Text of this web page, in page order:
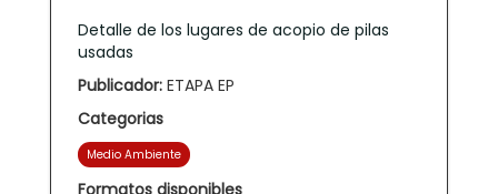
Detalle de los lugares de acopio de pilas
usadas
Publicador: ETAPA EP
Categorias
Medio Ambiente
Formatos disponibles